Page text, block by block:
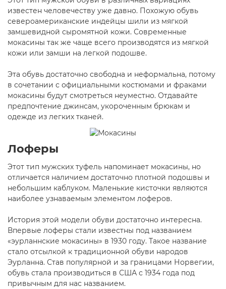
известен человечеству уже давно. Похожую обувь
североамериканские индейцы шили из мягкой
замшевидной сыромятной кожи. Современные
мокасины так же чаще всего производятся из мягкой
кожи или замши на легкой подошве.
Эта обувь достаточно свободна и неформальна, потому
в сочетании с официальными костюмами и фраками
мокасины будут смотреться неуместно. Отдавайте
предпочтение джинсам, укороченным брюкам и
одежде из легких тканей.
Лоферы
Этот тип мужских туфель напоминает мокасины, но
отличается наличием достаточно плотной подошвы и
небольшим каблуком. Маленькие кисточки являются
наиболее узнаваемым элементом лоферов.
История этой модели обуви достаточно интересна.
Впервые лоферы стали известны под названием
«эурланнские мокасины» в 1930 году. Такое название
стало отсылкой к традиционной обуви народов
Эурланна. Став популярной и за границами Норвегии,
обувь стала производиться в США с 1934 года под
привычным для нас названием.